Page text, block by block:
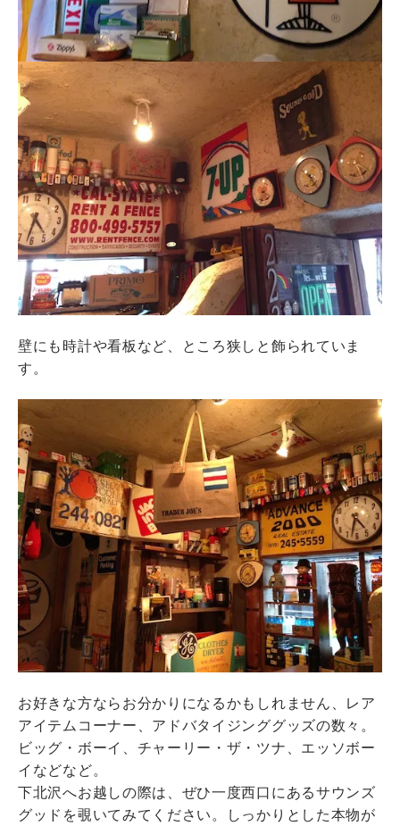
壁にも時計や看板など、ところ狭しと飾られていま
す。
お好きな方ならお分かりになるかもしれません、レア
アイテムコーナー、アドバタイジンググッズの数々。
ビッグ・ボーイ、チャーリー・ザ・ツナ、エッソボー
イなどなど。
下北沢へお越しの際は、ぜひ一度西口にあるサウンズ
グッドを覗いてみてください。しっかりとした本物が